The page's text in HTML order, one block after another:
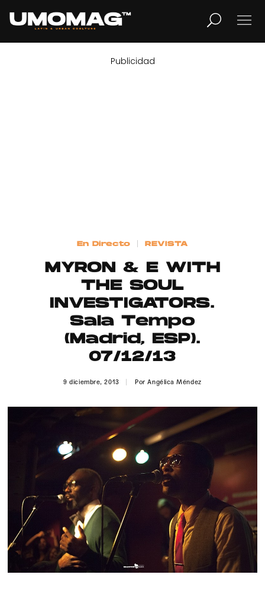
LIFESTYLE
Contacto
Aviso Legal
© 2015-2022 UMOMAG. PROPIEDAD DE UMO agency. TODOS LOS
Publicidad
En Directo REVISTA
MYRON & E WITH
THE SOUL
INVESTIGATORS.
Sala Tempo
(Madrid, ESP).
07/12/13
9 diciembre, 2013 PorAngélica Méndez